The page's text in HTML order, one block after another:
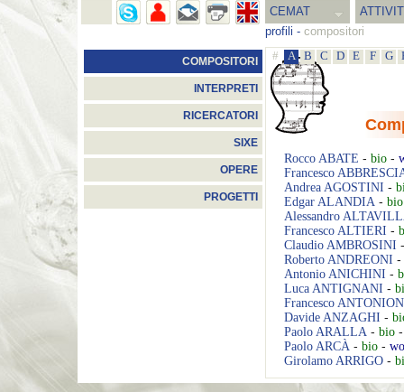
CEMAT
profili - compositori
COMPOSITORI
INTERPRETI
RICERCATORI
SIXE
OPERE
PROGETTI
# A B C D E F G
Rocco ABATE - bio -
Francesco
Andrea AGOSTINI -
Edgar ALANDIA - bio
Alessandro
Francesco ALTIERI -
Claudio AMBROSINI
Roberto ANDREONI -
Antonio ANICHINI -
Luca ANTIGNANI -
Francesco
Davide ANZAGHI -
Paolo ARALLA - bio
Paolo ARCÀ - bio -
Girolamo ARRIGO -